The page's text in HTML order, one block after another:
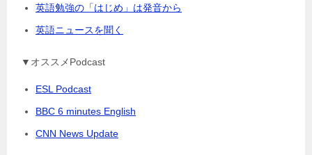
英語勉強の「はじめ」は発音から
英語ニュースを聞く
▼オススメPodcast
ESL Podcast
BBC 6 minutes English
CNN News Update